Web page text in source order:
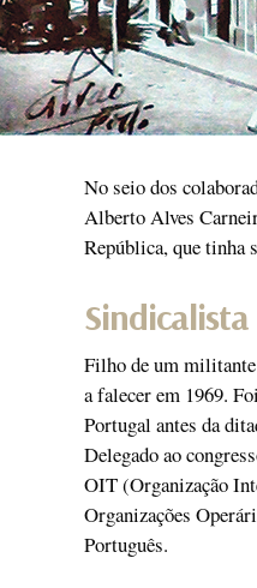
No seio dos
Alberto Alves
República, que tinha
Sindicalista
Filho de um
a falecer em 1969.
Portugal antes da
Delegado ao
OIT (Organização
Organizações
Português.